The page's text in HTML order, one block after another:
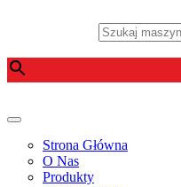
Strona Główna
O Nas
Produkty